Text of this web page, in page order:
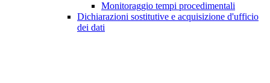
Monitoraggio tempi procedimentali
Dichiarazioni sostitutive e acquisizione d'ufficio
dei dati